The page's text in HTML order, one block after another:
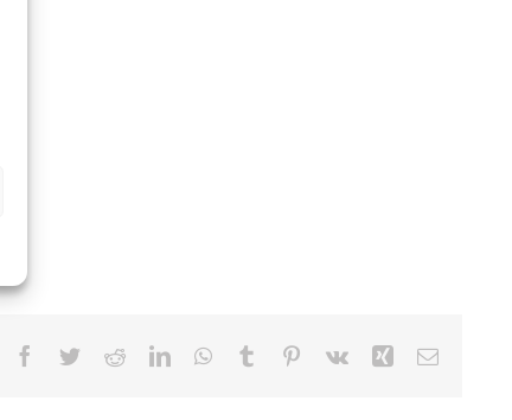
Facebook
TwitterRedditLinkedInWhatsApp
TumblrPinterest
Vk XingEmail